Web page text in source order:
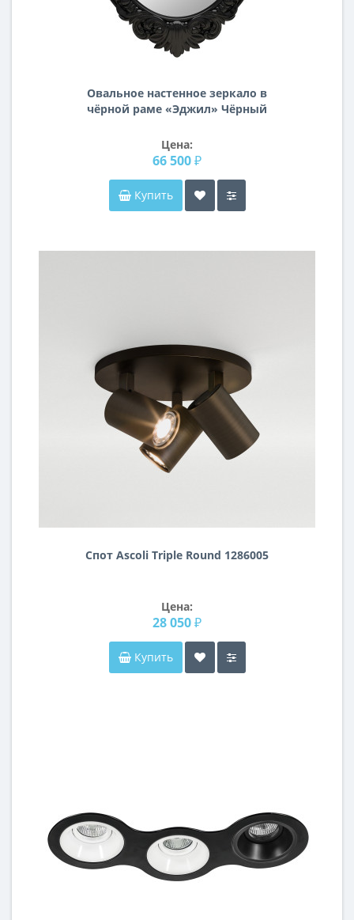
Овальное настенное зеркало в
чёрной раме «Эджил» Чёрный
Цена:
66 500 ₽
Купить
Спот Ascoli Triple Round 1286005
Цена:
28 050 ₽
Купить